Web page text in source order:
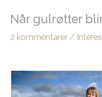
Når gulrøtter
2 kommentarer /